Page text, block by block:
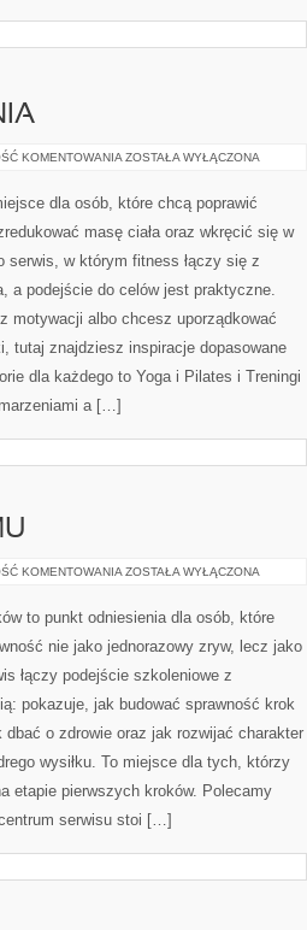
KOMENTOWANIA SPRZĘT
SIŁOWNIA
ZOSTAŁA WYŁĄCZONA
dla osób, które chcą poprawić
masę ciała oraz wkręcić się w
serwis, w którym fitness łączy się z
a podejście do celów jest praktyczne.
motywacji albo chcesz uporządkować
tutaj znajdziesz inspiracje dopasowane
dla każdego to Yoga i Pilates i Treningi
a […]
KOMENTOWANIA TRENING
DOMU
ZOSTAŁA WYŁĄCZONA
to punkt odniesienia dla osób, które
nie jako jednorazowy zryw, lecz jako
łączy podejście szkoleniowe z
pokazuje, jak budować sprawność krok
dbać o zdrowie oraz jak rozwijać charakter
wysiłku. To miejsce dla tych, którzy
etapie pierwszych kroków. Polecamy
serwisu stoi […]